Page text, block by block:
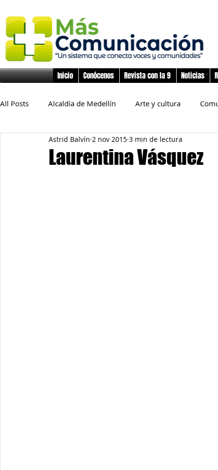
Inicio Conócenos Revista con la 9 Noticias
All Posts Alcaldía de Medellín Arte y cultura
Educación Derechos Humanos Deporte
Laurentina Vásquez
Astrid Balvín 2 nov 2015 3 min de lectura